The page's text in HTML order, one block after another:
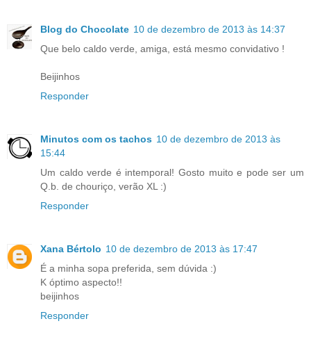
Blog do Chocolate 10 de dezembro de 2013 às 14:37
Que belo caldo verde, amiga, está mesmo convidativo !
Beijinhos
Responder
Minutos com os tachos 10 de dezembro de 2013 às
15:44
Um caldo verde é intemporal! Gosto muito e pode ser um
Q.b. de chouriço, verão XL :)
Responder
Xana Bértolo 10 de dezembro de 2013 às 17:47
É a minha sopa preferida, sem dúvida :)
K óptimo aspecto!!
beijinhos
Responder